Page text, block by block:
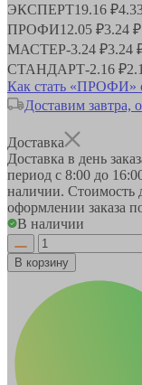
ЭКСПЕРТ19.16 ₽
ПРОФИ12.05 ₽3.24 ₽
МАСТЕР-3.24 ₽3.24
СТАНДАРТ-2.16 ₽
Как стать «ПРОФИ»
Доставим завтра,
Доставка
Доставка в день
период с 8:00 до
наличии. Стоимость
оформлении заказа
В наличии
В корзину